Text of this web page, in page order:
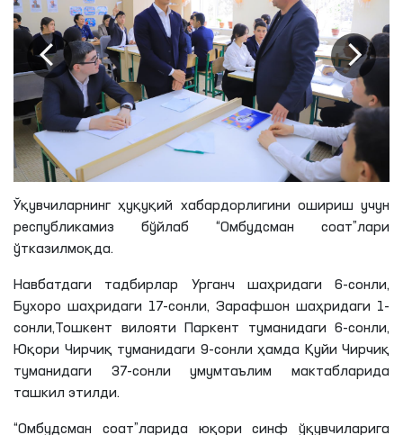
Ўқувчиларнинг ҳуқуқий хабардорлигини ошириш учун
республикамиз бўйлаб “Омбудсман соат”лари
ўтказилмоқда.
Навбатдаги тадбирлар Урганч шаҳридаги 6-сонли,
Бухоро шаҳридаги 17-сонли, Зарафшон шаҳридаги 1-
сонли,Тошкент вилояти Паркент туманидаги 6-сонли,
Юқори Чирчиқ туманидаги 9-сонли ҳамда Қуйи Чирчиқ
туманидаги 37-сонли умумтаълим мактабларида
ташкил этилди.
“Омбудсман соат”ларида юқори синф ўқувчиларига